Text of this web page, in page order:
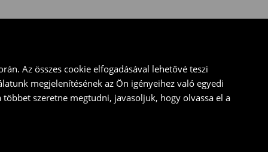
Az összes cookie elfogadásával lehetővé teszi
megjelenítésének az Ön igényeihez való egyedi
szeretne megtudni, javasoljuk, hogy olvassa el a